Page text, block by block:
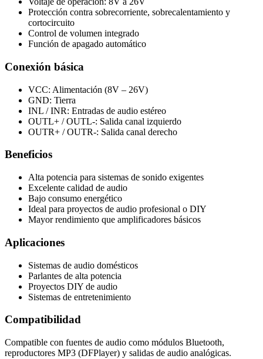
Protección contra sobrecorriente, sobrecalentamiento y
cortocircuito
Control de volumen integrado
Función de apagado automático
Conexión básica
VCC: Alimentación (8V – 26V)
GND: Tierra
INL / INR: Entradas de audio estéreo
OUTL+ / OUTL-: Salida canal izquierdo
OUTR+ / OUTR-: Salida canal derecho
Beneficios
Alta potencia para sistemas de sonido exigentes
Excelente calidad de audio
Bajo consumo energético
Ideal para proyectos de audio profesional o DIY
Mayor rendimiento que amplificadores básicos
Aplicaciones
Sistemas de audio domésticos
Parlantes de alta potencia
Proyectos DIY de audio
Sistemas de entretenimiento
Compatibilidad
Compatible con fuentes de audio como módulos Bluetooth,
reproductores MP3 (DFPlayer) y salidas de audio analógicas.